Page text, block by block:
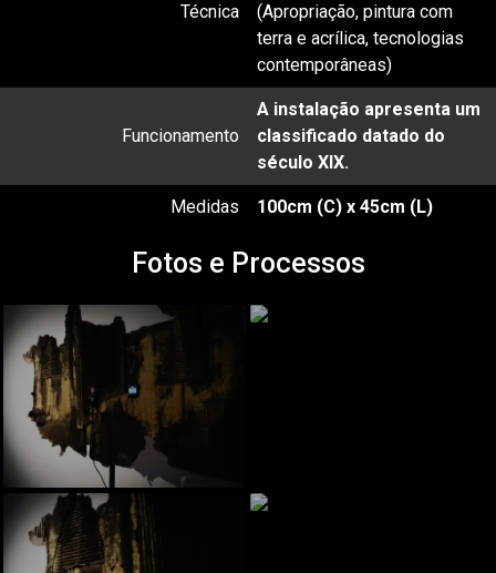
Técnica
(Apropriação, pintura com
terra e acrílica, tecnologias
contemporâneas)
Funcionamento
A instalação apresenta um
classificado datado do
século XIX.
Medidas 100cm (C) x 45cm (L)
Fotos e Processos